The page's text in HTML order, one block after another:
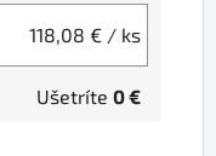
118,08 € / ks
Ušetríte 0 €